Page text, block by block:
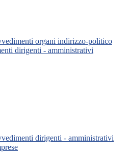
organi indirizzo-politico
dirigenti - amministrativi
dirigenti - amministrativi